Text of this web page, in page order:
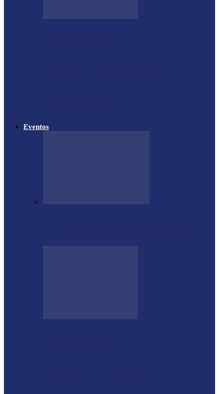
Eventos